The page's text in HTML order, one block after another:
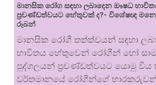
මානසික රෝග සඳහා ලබාදෙන ඖෂධ
ප්‍රචණ්ඩත්වයට හේතුවක් ද?- විශේෂඥ
රූබන්
මානසික රෝගී තත්ත්වයන් සඳහා
භාවිතය හේතුවෙන් රෝගීන් හෝ
පුද්ගලයන් ප්‍රචණ්ඩත්වයට යොමු විය
වර්තමානයේ රෝගීන්ගේ